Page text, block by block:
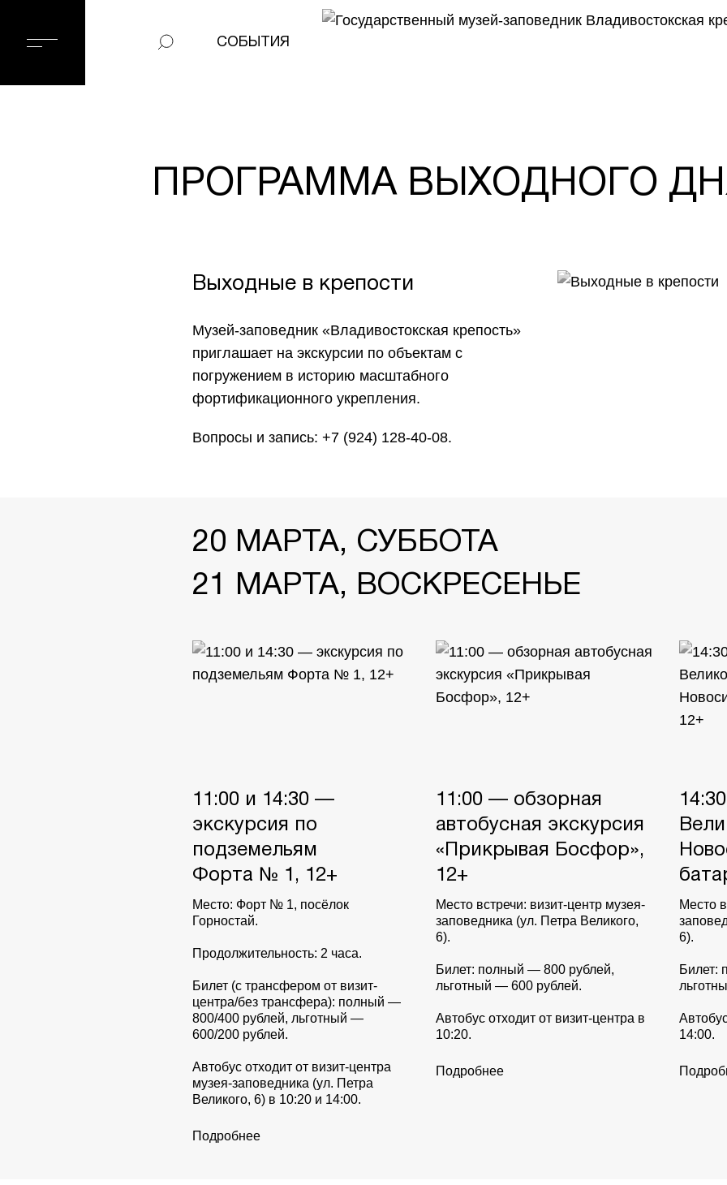
СОБЫТИЯ
ПРОГРАММА ВЫХОДНОГО
Выходные в крепости
Музей-заповедник «Владивостокская крепость»
приглашает на экскурсии по объектам с
погружением в историю масштабного
фортификационного укрепления.
Вопросы и запись: +7 (924) 128-40-08.
20 МАРТА, СУББОТА
21 МАРТА, ВОСКРЕСЕНЬЕ
11:00 и 14:30 —
экскурсия по
подземельям
Форта № 1, 12+
Место: Форт № 1, посёлок
Горностай.
Продолжительность: 2 часа.
Билет (с трансфером от визит-
центра/без трансфера): полный —
800/400 рублей, льготный —
600/200 рублей.
Автобус отходит от визит-центра
музея-заповедника (ул. Петра
Великого, 6) в 10:20 и 14:00.
Подробнее
11:00 — обзорная
автобусная экскурсия
«Прикрывая Босфор»,
12+
Место встречи: визит-центр музея-
заповедника (ул. Петра Великого,
6).
Билет: полный — 800 рублей,
льготный — 600 рублей.
Автобус отходит от визит-центра в
10:20.
Подробнее
Место
6).
Билет:
14:00.